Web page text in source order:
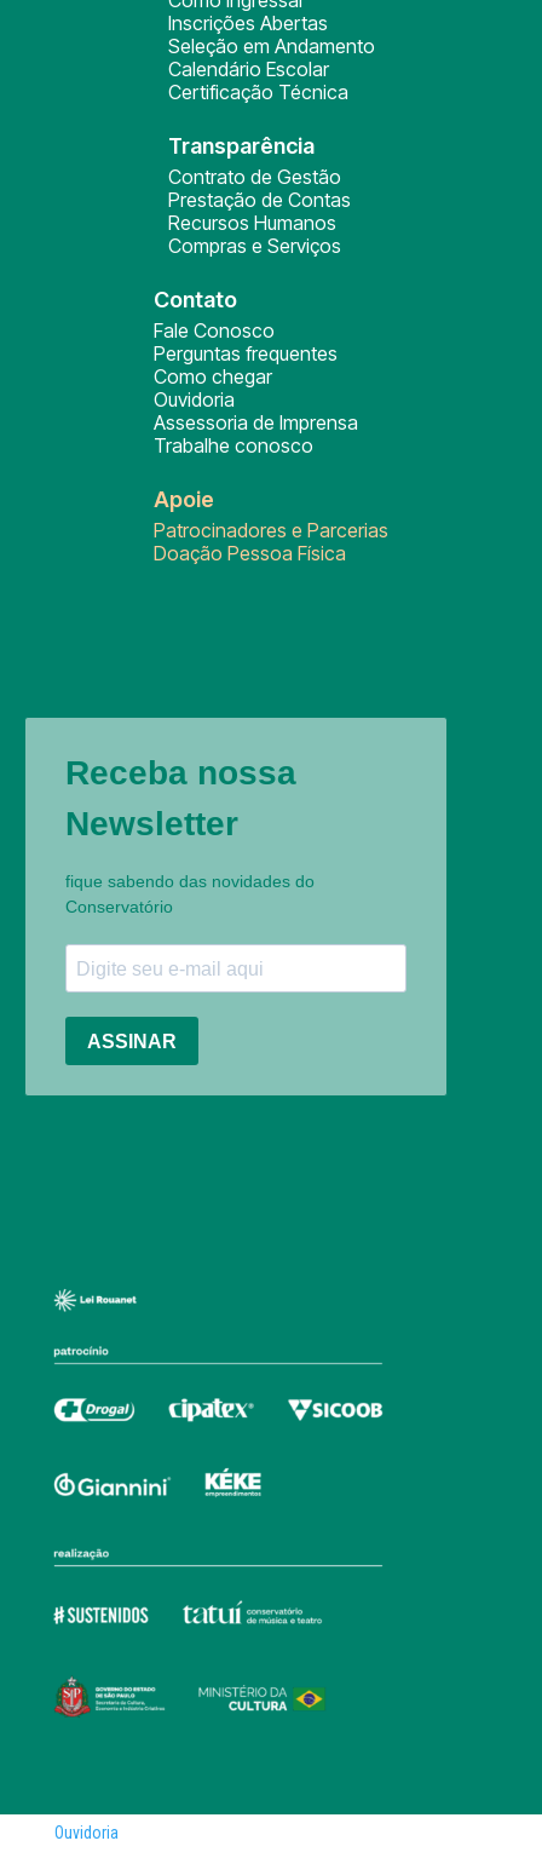
Inscrições Abertas
Seleção em Andamento
Calendário Escolar
Certificação Técnica
Transparência
Contrato de Gestão
Prestação de Contas
Recursos Humanos
Compras e Serviços
Contato
Fale Conosco
Perguntas frequentes
Como chegar
Ouvidoria
Assessoria de Imprensa
Trabalhe conosco
Apoie
Patrocinadores e Parcerias
Doação Pessoa Física
Ouvidoria